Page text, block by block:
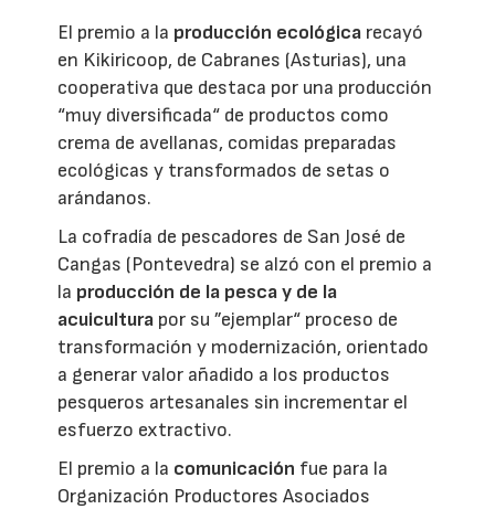
El premio a la producción ecológica recayó
en Kikiricoop, de Cabranes (Asturias), una
cooperativa que destaca por una producción
“muy diversificada“ de productos como
crema de avellanas, comidas preparadas
ecológicas y transformados de setas o
arándanos.
La cofradía de pescadores de San José de
Cangas (Pontevedra) se alzó con el premio a
la producción de la pesca y de la
acuicultura por su ”ejemplar“ proceso de
transformación y modernización, orientado
a generar valor añadido a los productos
pesqueros artesanales sin incrementar el
esfuerzo extractivo.
El premio a la comunicación fue para la
Organización Productores Asociados